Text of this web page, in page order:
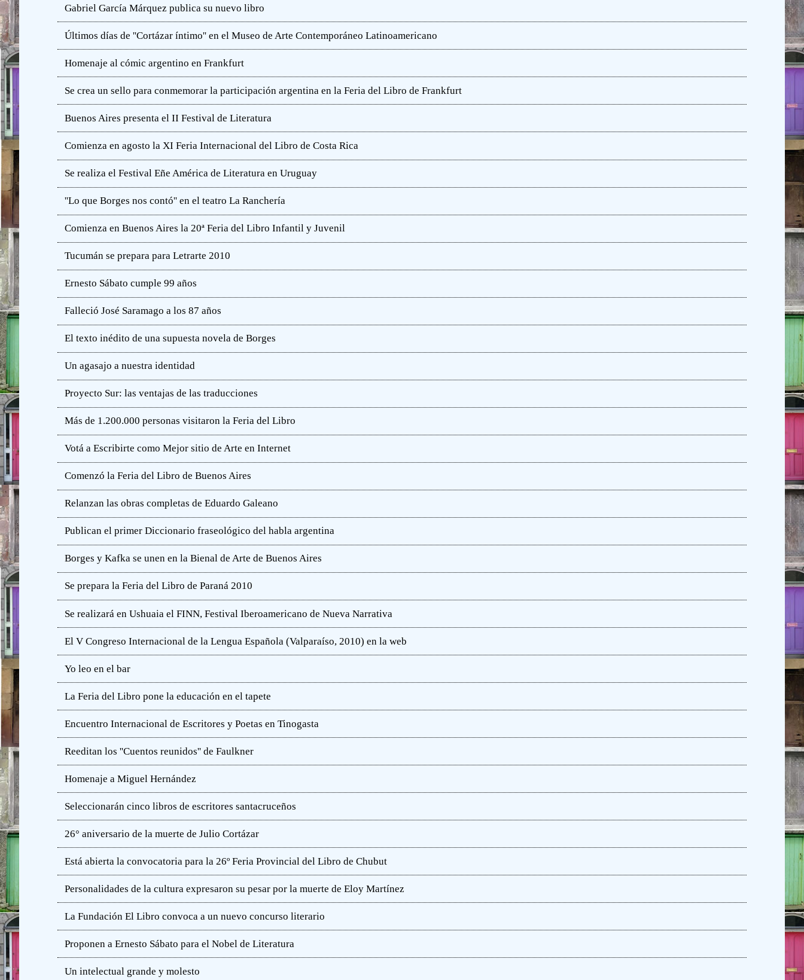
Gabriel García Márquez publica su nuevo libro
Últimos días de ''Cortázar íntimo'' en el Museo de Arte Contemporáneo Latinoamericano
Homenaje al cómic argentino en Frankfurt
Se crea un sello para conmemorar la participación argentina en la Feria del Libro de Frankfurt
Buenos Aires presenta el II Festival de Literatura
Comienza en agosto la XI Feria Internacional del Libro de Costa Rica
Se realiza el Festival Eñe América de Literatura en Uruguay
''Lo que Borges nos contó'' en el teatro La Ranchería
Comienza en Buenos Aires la 20ª Feria del Libro Infantil y Juvenil
Tucumán se prepara para Letrarte 2010
Ernesto Sábato cumple 99 años
Falleció José Saramago a los 87 años
El texto inédito de una supuesta novela de Borges
Un agasajo a nuestra identidad
Proyecto Sur: las ventajas de las traducciones
Más de 1.200.000 personas visitaron la Feria del Libro
Votá a Escribirte como Mejor sitio de Arte en Internet
Comenzó la Feria del Libro de Buenos Aires
Relanzan las obras completas de Eduardo Galeano
Publican el primer Diccionario fraseológico del habla argentina
Borges y Kafka se unen en la Bienal de Arte de Buenos Aires
Se prepara la Feria del Libro de Paraná 2010
Se realizará en Ushuaia el FINN, Festival Iberoamericano de Nueva Narrativa
El V Congreso Internacional de la Lengua Española (Valparaíso, 2010) en la web
Yo leo en el bar
La Feria del Libro pone la educación en el tapete
Encuentro Internacional de Escritores y Poetas en Tinogasta
Reeditan los ''Cuentos reunidos'' de Faulkner
Homenaje a Miguel Hernández
Seleccionarán cinco libros de escritores santacruceños
26° aniversario de la muerte de Julio Cortázar
Está abierta la convocatoria para la 26º Feria Provincial del Libro de Chubut
Personalidades de la cultura expresaron su pesar por la muerte de Eloy Martínez
La Fundación El Libro convoca a un nuevo concurso literario
Proponen a Ernesto Sábato para el Nobel de Literatura
Un intelectual grande y molesto